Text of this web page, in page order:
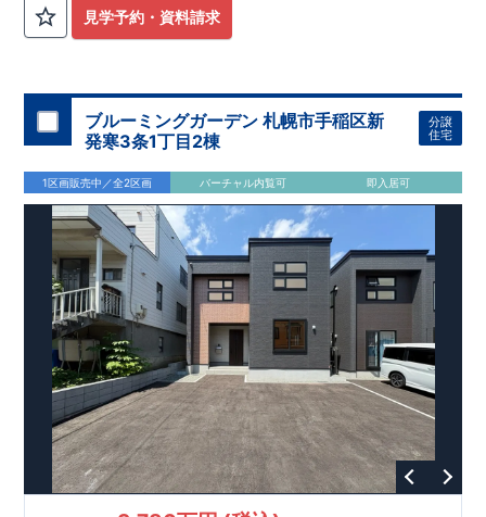
約3分！ ​ おしゃれな折上天井をリビングと主寝室に採用！（リ
ビング：見せ梁付き折上天井、主寝室：間接照明付き折上天
計画ポイント｜住宅にまつわるコラム| 東栄住宅の新築一戸建
て、分譲住宅
​
​こだわりの内装・仕様を施した、オシャレなリビングがござい
ます♪ ​折上天井、アクセントクロス、キッチンのポップアップ
天井、を採用！是非ご内覧ください♪ ​ ​キッチンスペース広々！
可動棚４段付きで食品等の収納ができます！ ​ 2階南側に​ワイド
バルコニーを採用！２部屋から行き来可能で洗濯物もたっぷり
干せます♪ ​ ​ ​​＜設備・仕様＞ ​​■玄関ドア…タグキーやスマート
フォン​アプリで開閉可能仕様です♪
​■玄関収納…便利な全身鏡のついた、コの字収納がございます♪
​​■浴室…浴室暖房換気乾燥機付き！壁面にアクセントカラーを
施したオシャレな浴室空間です♪
​ ​ ​◇アクセス◇ ・小田急小田原線「本厚木」駅までバス３６
◆ 周辺環境◆
【教育施設】
◎ 厚木市立 上荻野小学校 約1200ｍ(徒歩約18
2400m(徒歩約35分)【買物施設】◎ たからやフレサ上荻野店
約950m(徒歩約16分) ◎ クリエイトS・D厚木上荻野店 約
1000m(徒歩約17分)【その他施設】 ◎ 厚木上荻野郵便局 約
750m(徒歩約12分)
◎ まつかげ台中公園 約190m(徒歩約3分)
オプション商品のご紹介
網戸（全窓）
​建物引渡日の20日前までにお申込みいただくと特
別価格
でご案内 ​お引渡し前に工事を済ませることが可能です。
住宅設備機器修理サービス ​建物引渡日までにお申し込みいただ
くと早割価格でご案内 ​キッチン／トイレ／バス／給湯器／洗面
化粧台／インターホン 設備機器の​15年保証サービスへの加入が
おすすめです！
東栄ホームサービス株式会社
なら、 ​エアコン・フロアコーティ
ング・カーテンレール・カップボード・TVアンテナ 等もご紹
介可能！
ウェブカタログはこちら→​<各種カタログ｜ブルーミングリフ
ォーム>
住宅性能評価 W取得(設計・建設)
■第三者機関が設計・建物検査(全四回)を実施 ■税制優遇あり
4分野6項目で最高等級を取得!
□ 構造の安定 (耐風等級2・耐震等級3) □ 劣化の軽減 (劣化対
策等級3) □ 維持管理への配慮 (維持管理対策等級3) □ 空気環
境 (ホルムアルデヒド発散等級3)
ZEH水準の断熱性能
□ 断熱等性能等級5～6 □ 一次エネルギー消費量等級6～8 ​□
第三者評価BELS実施
快適に長く住める住宅
【長期優良住宅】 ■国の定める7つの技術基準をクリア ■税制
優遇あり【東栄セーフティーダンパー標準装備】
■制震ダンパ
ーで振れ幅を大幅に低減、繰り返す地震に強い『耐震+制震』
技術 ■メンテナンスフリー
現地案内予約受付中詳細やご見学など、お気軽にお問合せ下さ
い♪東栄住宅 港南台営業所 TEL:0120-29-1081
見学予約・資料請求
ブルーミングガーデン 札幌市手稲区新
発寒3条1丁目2棟
分譲
住宅
1区画販売中／全2区画 バーチャル内覧可 即入居可